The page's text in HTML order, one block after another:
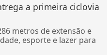
a primeira ciclovia
metros de extensão e
esporte e lazer para